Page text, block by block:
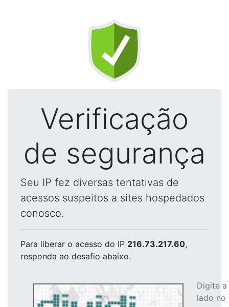
Verificação
de segurança
Seu IP fez diversas tentativas de
acessos suspeitos a sites hospedados
conosco.
Para liberar o acesso do IP 216.73.217.60,
responda ao desafio abaixo.
Digite
lado no